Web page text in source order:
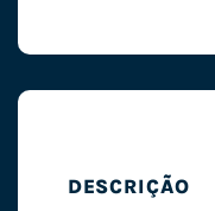
DESCRIÇÃO